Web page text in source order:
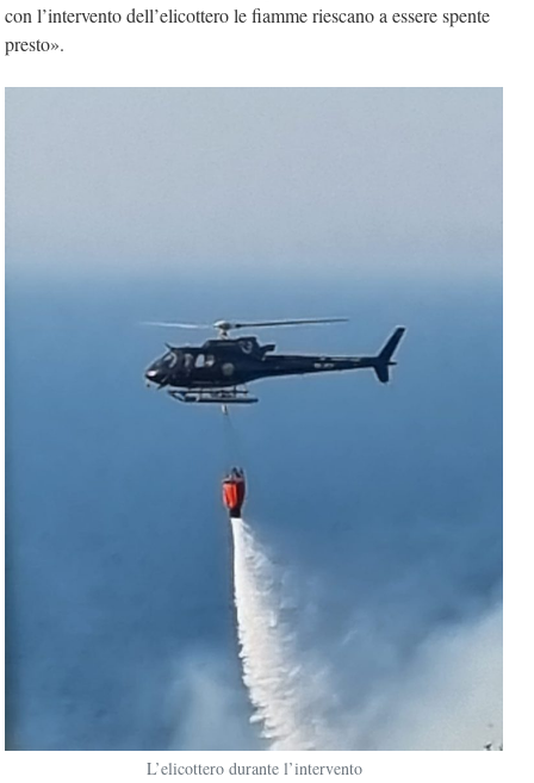
con l’intervento dell’elicottero le fiamme riescano a essere spente
presto».
L’elicottero durante l’intervento